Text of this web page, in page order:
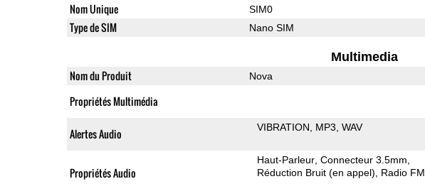
Nom Unique SIM0
Type de SIM Nano SIM
Multimedia
Nom du Produit Nova
Propriétés Multimédia
Alertes Audio VIBRATION MP3 WAV
Propriétés Audio
Haut-Parleur Connecteur 3.5mm
Réduction Bruit (en appel)
Radio FM